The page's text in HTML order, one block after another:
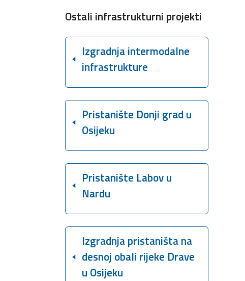
Ostali infrastrukturni projekti
Izgradnja intermodalne
infrastrukture
Pristanište Donji grad u
Osijeku
Pristanište Labov u
Nardu
Izgradnja pristaništa na
desnoj obali rijeke Drave
u Osijeku